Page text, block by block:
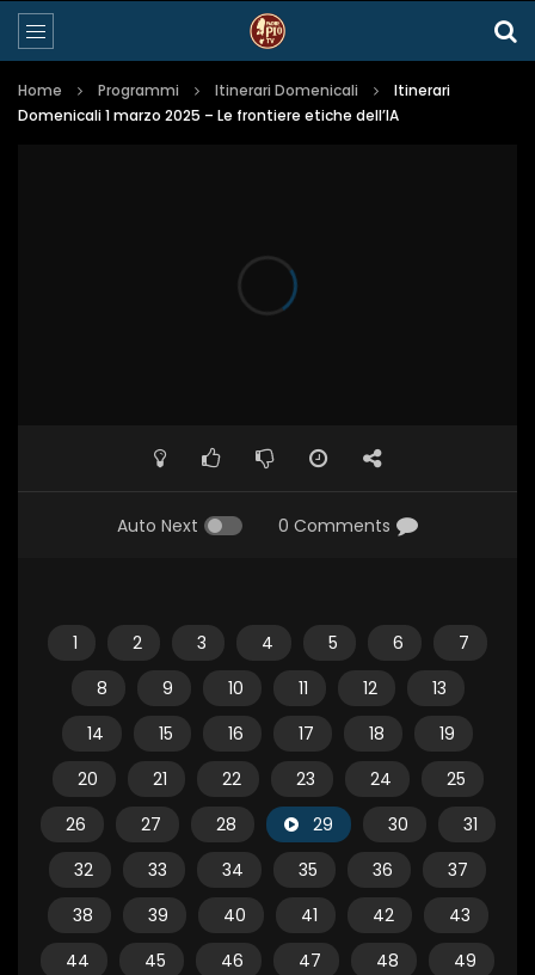
Home Programmi Itinerari Domenicali
Itinerari
Domenicali 1 marzo 2025 – Le frontiere etiche dell’IA
Auto Next 0 Comments
1 2 3 4 5 6
7
8
9 10 11 12
13
14
15 16 17 18
19
20
21 22 23 24
25
26
27 28 29 30
31
32
33 34 35 36
37
38
39 40 41 42
43
44
45 46 47 48
49